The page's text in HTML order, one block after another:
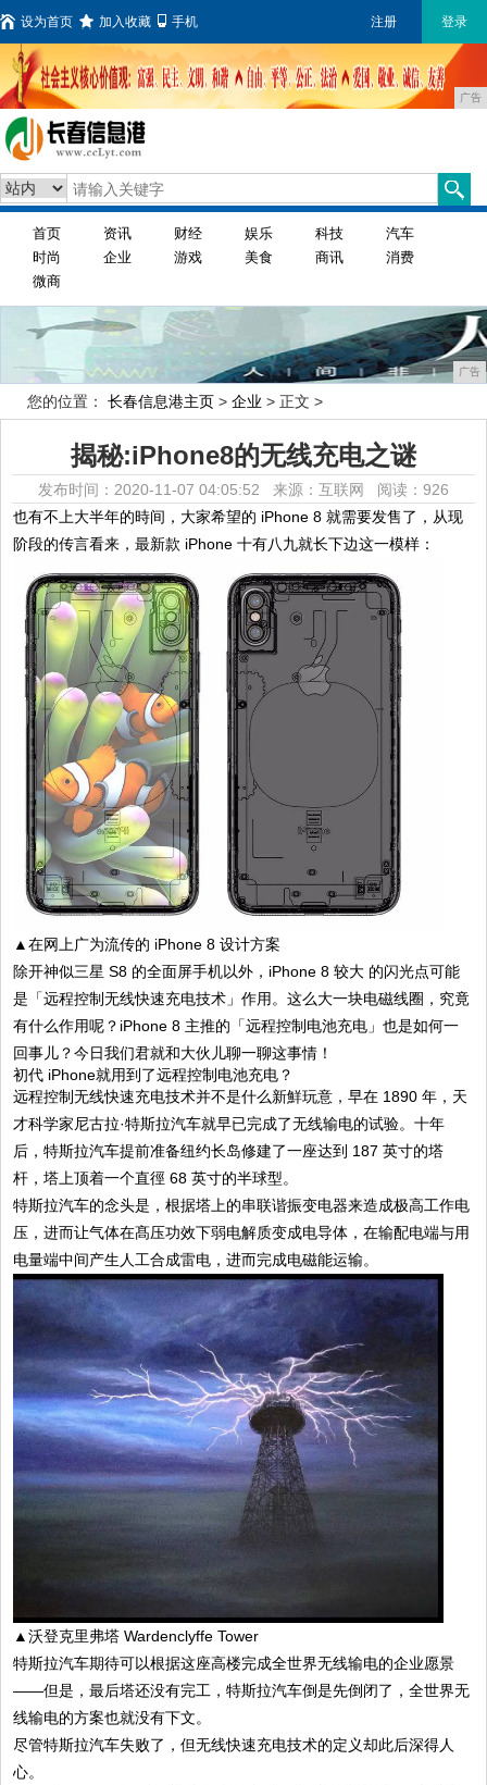
设为首页 加入收藏 手机 注册 登录
广告
首页 资讯 财经 娱乐 科技
汽车
时尚
企业 游戏 美食 商讯
消费
微商
广告
您的位置： 长春信息港主页 > 企业 > 正文 >
揭秘:iPhone8的无线充电之谜
发布时间：2020-11-07 04:05:52 来源：互联网 阅读：926
也有不上大半年的時间，大家希望的 iPhone 8 就需要发售了，从现
阶段的传言看来，最新款 iPhone 十有八九就长下边这一模样：
▲在网上广为流传的 iPhone 8 设计方案
除开神似三星 S8 的全面屏手机以外，iPhone 8 较大 的闪光点可能
是「远程控制无线快速充电技术」作用。这么大一块电磁线圈，究竟
有什么作用呢？iPhone 8 主推的「远程控制电池充电」也是如何一
回事儿？今日我们君就和大伙儿聊一聊这事情！
初代 iPhone就用到了远程控制电池充电？
远程控制无线快速充电技术并不是什么新鮮玩意，早在 1890 年，天
才科学家尼古拉·特斯拉汽车就早已完成了无线输电的试验。十年
后，特斯拉汽车提前准备纽约长岛修建了一座达到 187 英寸的塔
杆，塔上顶着一个直徑 68 英寸的半球型。
特斯拉汽车的念头是，根据塔上的串联谐振变电器来造成极高工作电
压，进而让气体在髙压功效下弱电解质变成电导体，在输配电端与用
电量端中间产生人工合成雷电，进而完成电磁能运输。
▲沃登克里弗塔 Wardenclyffe Tower
特斯拉汽车期待可以根据这座高楼完成全世界无线输电的企业愿景
——但是，最后塔还没有完工，特斯拉汽车倒是先倒闭了，全世界无
线输电的方案也就没有下文。
尽管特斯拉汽车失败了，但无线快速充电技术的定义却此后深得人
心。